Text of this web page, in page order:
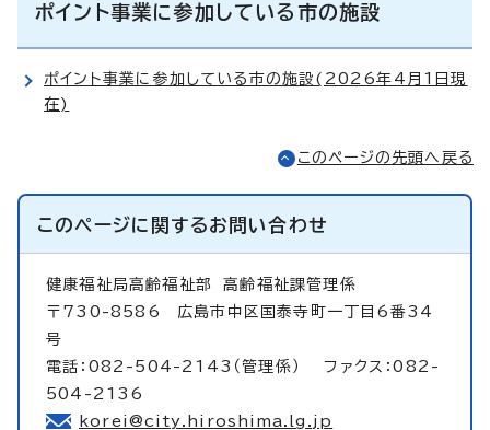
ポイント事業に参加している市の施設
ポイント事業に参加している市の施設(2026年4月1日現
在)
このページの先頭へ戻る
このページに関するお問い合わせ
健康福祉局高齢福祉部高齢福祉課管理係
〒730-8586 広島市中区国泰寺町一丁目6番34
号
電話：082-504-2143（管理係） ファクス：082-
504-2136
korei@city.hiroshima.lg.jp